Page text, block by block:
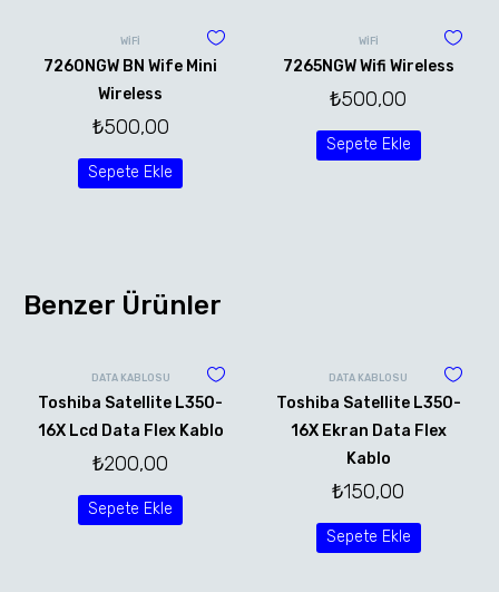
WİFİ
7260NGW BN Wife Mini
Wireless
₺500,00
Sepete Ekle
WİFİ
7265NGW Wifi Wireless
₺500,00
Sepete Ekle
Benzer Ürünler
DATA KABLOSU
Toshiba Satellite L350-
16X Lcd Data Flex Kablo
₺200,00
Sepete Ekle
DATA KABLOSU
Toshiba Satellite L350-
16X Ekran Data Flex
Kablo
₺150,00
Sepete Ekle